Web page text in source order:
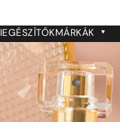
MÁRKÁK